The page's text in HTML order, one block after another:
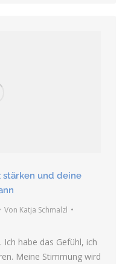
stärken und deine
Von Katja Schmalzl
habe das Gefühl, ich
Meine Stimmung wird